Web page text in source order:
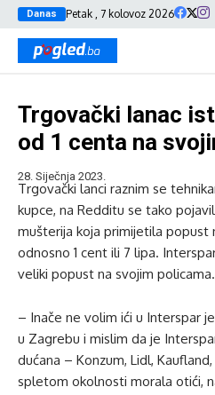
Danas Petak , 7 kolovoz 2026
Trgovački lanac
od 1 centa na
28. Siječnja 2023.
Trgovački lanci raznim se
kupce, na Redditu se tako
mušterija koja primijetila popust
odnosno 1 cent ili 7 lipa.
veliki popust na svojim policama.
– Inače ne volim ići u Interspar
u Zagrebu i mislim da je
dućana – Konzum, Lidl,
spletom okolnosti morala otići,